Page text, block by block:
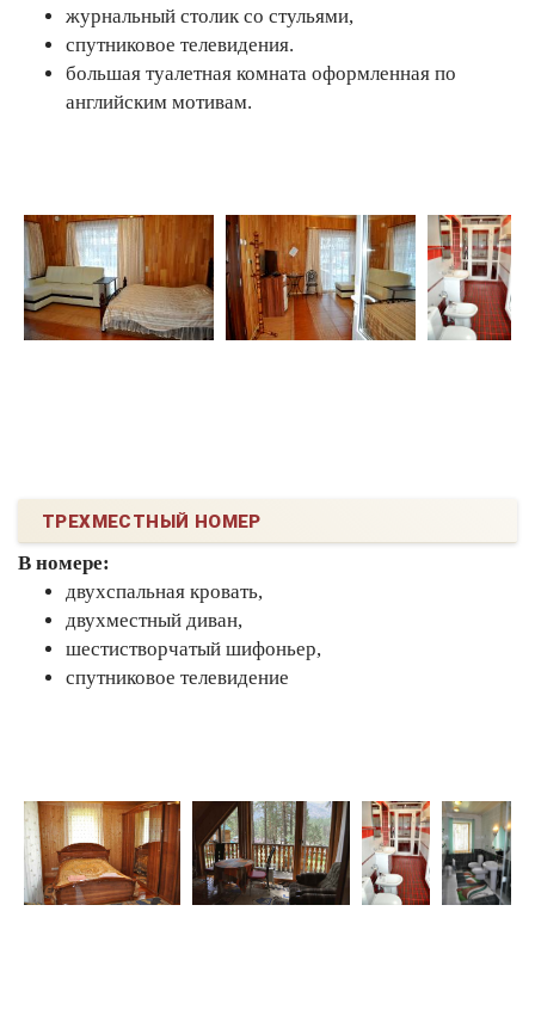
журнальный столик со стульями,
спутниковое телевидения.
большая туалетная комната оформленная по
английским мотивам.
ТРЕХМЕСТНЫЙ НОМЕР
В номере:
двухспальная кровать,
двухместный диван,
шестистворчатый шифоньер,
спутниковое телевидение